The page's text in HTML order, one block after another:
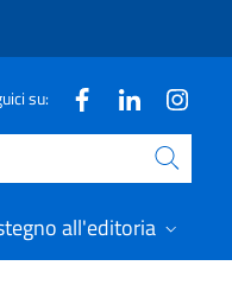
su:
all'editoria